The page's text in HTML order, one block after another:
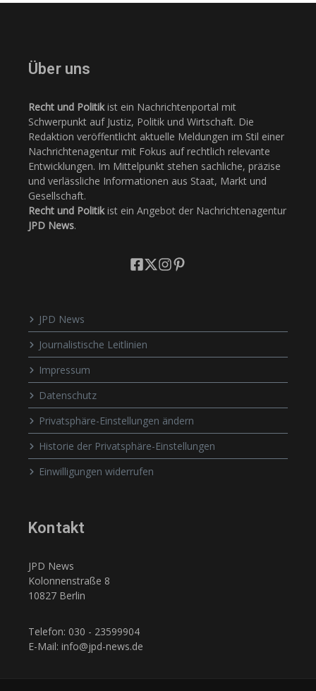
Über uns
Recht und Politikist ein Nachrichtenportal mit
Schwerpunkt auf Justiz, Politik und Wirtschaft. Die
Redaktion veröffentlicht aktuelle Meldungen im Stil einer
Nachrichtenagentur mit Fokus auf rechtlich relevante
Entwicklungen. Im Mittelpunkt stehen sachliche, präzise
und verlässliche Informationen aus Staat, Markt und
Gesellschaft.
Recht und Politikist ein Angebot der Nachrichtenagentur
JPD News.
JPD News
Journalistische Leitlinien
Impressum
Datenschutz
Privatsphäre-Einstellungen ändern
Historie der Privatsphäre-Einstellungen
Einwilligungen widerrufen
Kontakt
JPD News
Kolonnenstraße 8
10827 Berlin
Telefon: 030 - 23599904
E-Mail: info@jpd-news.de